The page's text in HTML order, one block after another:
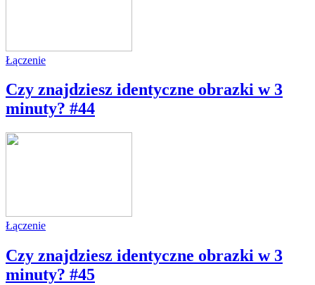
Łączenie
Czy znajdziesz identyczne obrazki w 3
minuty? #44
Łączenie
Czy znajdziesz identyczne obrazki w 3
minuty? #45